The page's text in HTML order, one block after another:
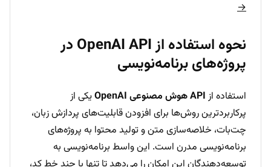
→
نحوه استفاده از OpenAI API در
پروژه‌های برنامه‌نویسی
استفاده از API هوش مصنوعی OpenAI
یکی از
پرکاربردترین روش‌ها برای افزودن قابلیت‌های پردازش زبان،
چت‌بات، خلاصه‌سازی متن و تولید محتوا به پروژه‌های
برنامه‌نویسی مدرن است. این واسط برنامه‌نویسی به